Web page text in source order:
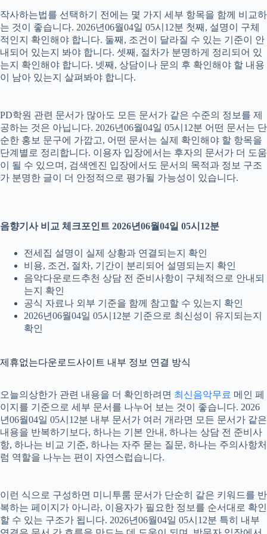
작사하는법를 선택하기 전에는 몇 가지 세부 항목을 함께 비교하
는 것이 좋습니다. 2026년06월04일 05시12분 첫째, 설명이 구체
적인지 확인해야 합니다. 둘째, 조건이 달라질 수 있는 기준이 안
내되어 있는지 봐야 합니다. 셋째, 절차가 분명하게 정리되어 있
는지 확인해야 합니다. 넷째, 상담이나 문의 후 확인해야 할 내용
이 남아 있는지 살펴봐야 합니다.
PD학원 관련 문서가 많아도 모든 문서가 같은 수준의 정보를 제
공하는 것은 아닙니다. 2026년06월04일 05시12분 어떤 문서는 단
순한 홍보 문구에 가깝고, 어떤 문서는 실제 확인해야 할 항목을
단계별로 정리합니다. 이용자 입장에서는 후자의 문서가 더 도움
이 될 수 있으며, 검색엔진 입장에서도 문서의 목적과 정보 구조
가 분명한 글이 더 안정적으로 평가될 가능성이 있습니다.
음향기사 비교 체크포인트 2026년06월04일 05시12분
전세집 설명이 실제 상황과 연결되는지 확인
비용, 조건, 절차, 기간이 분리되어 설명되는지 확인
음악다운로드추천 상담 전 준비사항이 구체적으로 안내되
는지 확인
공식 자료나 외부 기준을 함께 참고할 수 있는지 확인
2026년06월04일 05시12분 기준으로 최신성이 유지되는지
확인
제휴없는다운로드사이트 내부 정보 연결 방식
오늘의상한가 관련 내용을 더 확인하려면 최신음악무료 메인 페
이지를 기준으로 세부 문서를 나누어 보는 것이 좋습니다. 2026
년06월04일 05시12분 내부 문서가 여러 개라면 모든 문서가 같은
내용을 반복하기보다, 하나는 기본 안내, 하나는 상담 전 준비사
항, 하나는 비교 기준, 하나는 자주 묻는 질문, 하나는 주의사항처
럼 역할을 나누는 편이 자연스럽습니다.
이런 식으로 구성하면 미니투룸 문서가 단순히 같은 키워드를 반
복하는 페이지가 아니라, 이용자가 필요한 정보를 순서대로 확인
할 수 있는 구조가 됩니다. 2026년06월04일 05시12분 특히 내부